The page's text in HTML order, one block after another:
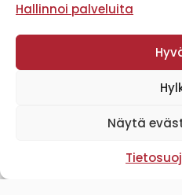
Hallinnoi palveluita
Näytä
rautalamminmuseo.fi